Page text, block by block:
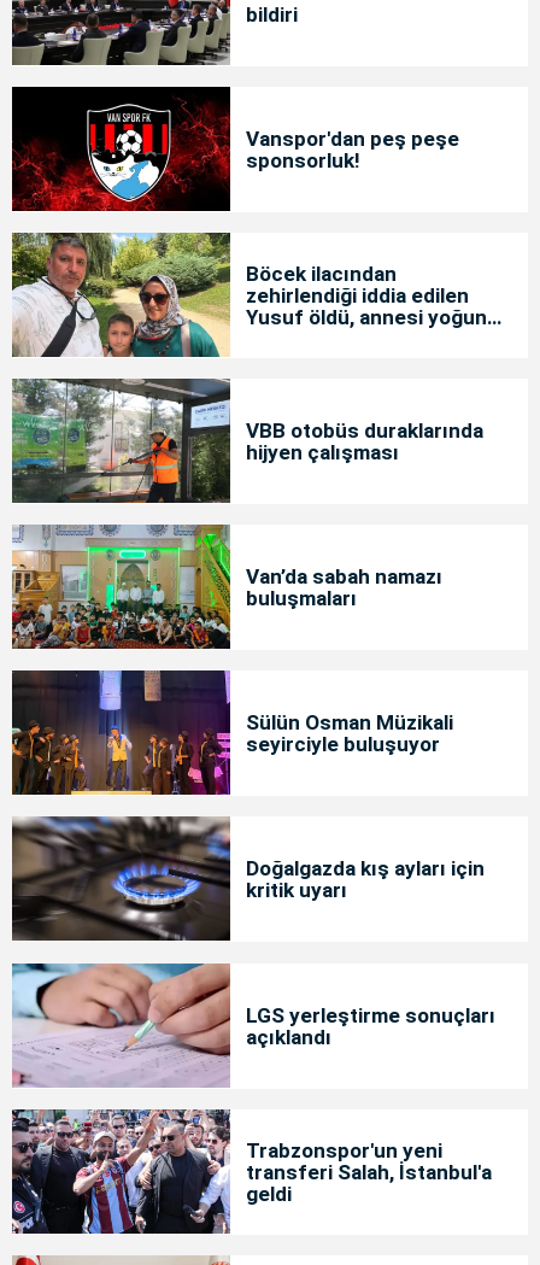
bildiri
Vanspor'dan peş peşe
sponsorluk!
Böcek ilacından
zehirlendiği iddia edilen
Yusuf öldü, annesi yoğun
VBB otobüs duraklarında
hijyen çalışması
Van’da sabah namazı
buluşmaları
Sülün Osman Müzikali
seyirciyle buluşuyor
Doğalgazda kış ayları için
kritik uyarı
LGS yerleştirme sonuçları
açıklandı
Trabzonspor'un yeni
transferi Salah, İstanbul'a
geldi